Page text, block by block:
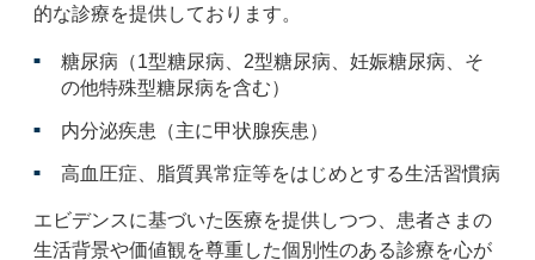
的な診療を提供しております。
糖尿病（1型糖尿病、2型糖尿病、妊娠糖尿病、そ
の他特殊型糖尿病を含む）
内分泌疾患（主に甲状腺疾患）
高血圧症、脂質異常症等をはじめとする生活習慣病
エビデンスに基づいた医療を提供しつつ、患者さまの
生活背景や価値観を尊重した個別性のある診療を心が